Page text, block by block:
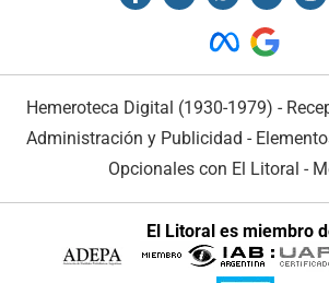
Hemeroteca Digital (1930-1979) -
Administración y Publicidad -
Opcionales con El Litoral -
El Litoral es miembro